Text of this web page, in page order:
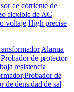
de corriente de
flexible de AC
voltaje High precise
Alarma
Probador de protector
resistencia
de
de densidad de sal